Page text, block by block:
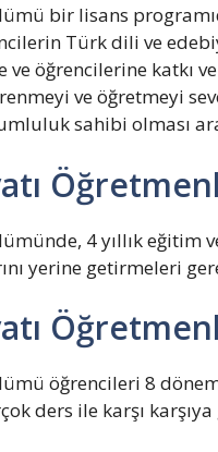
bir lisans
Türk dili ve
öğrencilerine katkı
ve öğretmeyi
sahibi olması
4 yıllık
yerine getirmeleri
öğrencileri 8
ders ile karşı